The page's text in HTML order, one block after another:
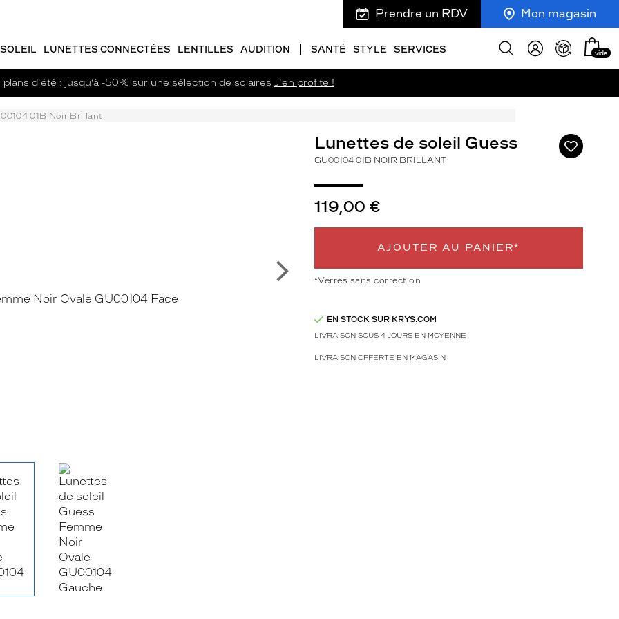
Prendre un RDV Mon magasin
LUNETTES CONNECTÉES LENTILLES AUDITION SANTÉ STYLE SERVICES
Afficher
Mon
panier
vide
plans d'été : jusqu’à -50% sur une sélection de solaires J'en profite !
01B Noir Brillant
Ajouter
à
Suivant
Lunettes de soleil Guess
GU00104 01B NOIR BRILLANT
119,00 €
AJOUTER AU PANIER*
*Verres sans correction
EN STOCK SUR KRYS.COM
LIVRAISON SOUS 4 JOURS EN MOYENNE
LIVRAISON OFFERTE EN MAGASIN